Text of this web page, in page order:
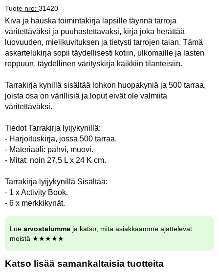
Tuote nro: 31420
Kiva ja hauska toimintakirja lapsille täynnä tarroja
väritettäväksi ja puuhastettavaksi, kirja joka herättää
luovuuden, mielikuvituksen ja tietysti tarrojen taian. Tämä
askartelukirja sopii täydellisesti kotiin, ulkomaille ja lasten
reppuun, täydellinen värityskirja kaikkiin tilanteisiin.
Tarrakirja kynillä sisältää lohkon huopakyniä ja 500 tarraa,
joista osa on värillisiä ja loput eivät ole valmiita
väritettäväksi.
Tiedot Tarrakirja lyijykynillä:
- Harjoituskirja, jossa 500 tarraa.
- Materiaali: pahvi, muovi.
- Mitat: noin 27,5 L x 24 K cm.
Tarrakirja lyijykynillä Sisältää:
- 1 x Activity Book.
- 6 x merkkikynät.
Lue arvostelumme ja katso, mitä asiakkaamme ajattelevat
meistä ★★★★★
Katso lisää samankaltaisia tuotteita